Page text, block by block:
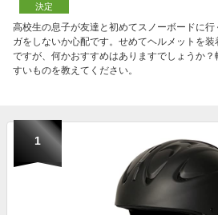
決定
高校生の息子が友達と初めてスノーボードに
ガをしないか心配です。せめてヘルメットを
ですが、何かおすすめはありますでしょうか
すいものを教えてください。
1